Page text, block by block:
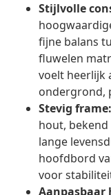
Stijlvolle
fijne balans
fluwelen
voelt heerlijk
ondergrond,
Stevig frame:
hout,
lange
hoofdbord
voor
Aanpasbaar